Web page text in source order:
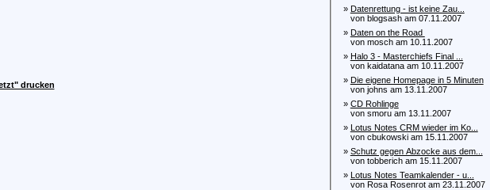
drucken
» Datenrettung - ist keine Zau...
von blogsash am 07.11.2007
» Daten on the Road
von mosch am 10.11.2007
» Halo 3 - Masterchiefs Final ...
von kaidatana am 10.11.2007
» Die eigene Homepage in 5 Minuten
von johns am 13.11.2007
» CD Rohlinge
von smoru am 13.11.2007
» Lotus Notes CRM wieder im Ko...
von cbukowski am 15.11.2007
» Schutz gegen Abzocke aus dem...
von tobberich am 15.11.2007
» Lotus Notes Teamkalender - u...
von Rosa Rosenrot am 23.11.2007